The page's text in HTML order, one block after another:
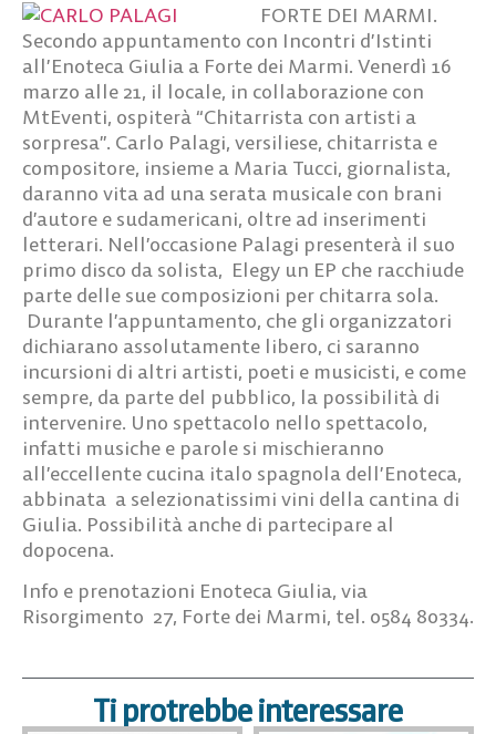
FORTE DEI MARMI.
Secondo appuntamento con Incontri d’Istinti
all’Enoteca Giulia a Forte dei Marmi. Venerdì 16
marzo alle 21, il locale, in collaborazione con
MtEventi, ospiterà “Chitarrista con artisti a
sorpresa”. Carlo Palagi, versiliese, chitarrista e
compositore, insieme a Maria Tucci, giornalista,
daranno vita ad una serata musicale con brani
d’autore e sudamericani, oltre ad inserimenti
letterari. Nell’occasione Palagi presenterà il suo
primo disco da solista, Elegy un EP che racchiude
parte delle sue composizioni per chitarra sola.
Durante l’appuntamento, che gli organizzatori
dichiarano assolutamente libero, ci saranno
incursioni di altri artisti, poeti e musicisti, e come
sempre, da parte del pubblico, la possibilità di
intervenire. Uno spettacolo nello spettacolo,
infatti musiche e parole si mischieranno
all’eccellente cucina italo spagnola dell’Enoteca,
abbinata a selezionatissimi vini della cantina di
Giulia. Possibilità anche di partecipare al
dopocena.
Info e prenotazioni Enoteca Giulia, via
Risorgimento 27, Forte dei Marmi, tel. 0584 80334.
Ti protrebbe interessare